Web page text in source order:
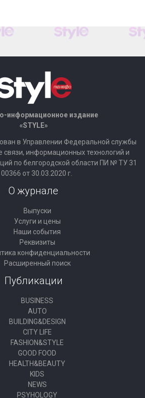
информационное издание
«STYLE»
в Управлении Федеральной службы
связи, информационных технологий и
по белгородской области ПИ № ТУ 31
от 30.03.2020 г.
О журнале
Выпуски
Услуги и цены
Наши события
Реквизиты
конфиденциальности
Расширенный поиск
Публикации
BUSINESS
AUTO
BUILDING&DESIGN
CITY LIFE
FASHION&STYLE
GOOD FOOD
HEALTH&BEAUTY
KIDS
NEWS
PSYHOLOGY